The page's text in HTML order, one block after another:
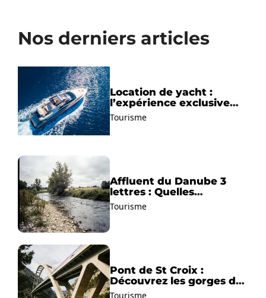
Nos derniers articles
Location de yacht :
l’expérience exclusive
pour découvrir la
Méditerranée autrement
Tourisme
Affluent du Danube 3
lettres : Quelles
solutions trouver ?
Tourisme
Pont de St Croix :
Découvrez les gorges du
Verdon !
Tourisme